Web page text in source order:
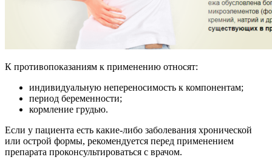
К противопоказаниям к применению относят:
индивидуальную непереносимость к компонентам;
период беременности;
кормление грудью.
Если у пациента есть какие-либо заболевания хронической
или острой формы, рекомендуется перед применением
препарата проконсультироваться с врачом.